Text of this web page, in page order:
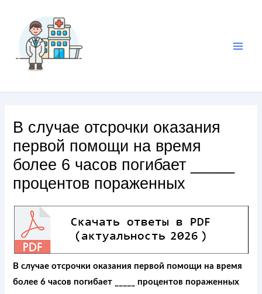
В случае отсрочки оказания
первой помощи на время
более 6 часов погибает _____
процентов пораженных
В случае отсрочки оказания первой помощи на время
более 6 часов погибает _____ процентов пораженных